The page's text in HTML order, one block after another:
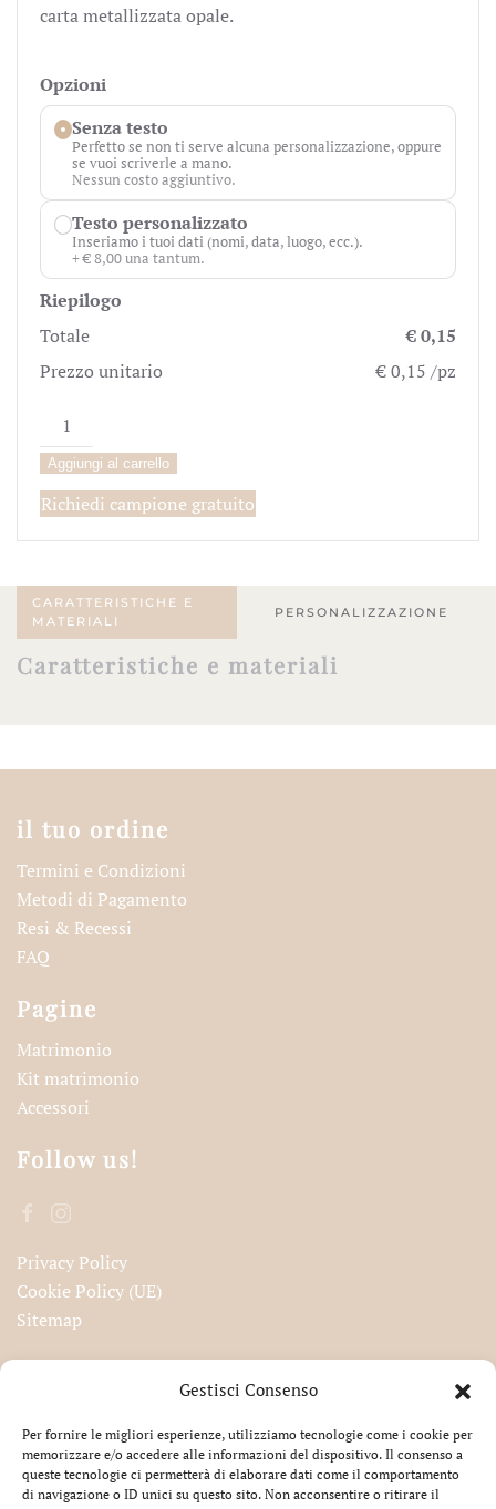
Gestisci Consenso
Per fornire le migliori esperienze, utilizziamo tecnologie come i cookie per
memorizzare e/o accedere alle informazioni del dispositivo. Il consenso a
queste tecnologie ci permetterà di elaborare dati come il comportamento
di navigazione o ID unici su questo sito. Non acconsentire o ritirare il
carta metallizzata opale.
Opzioni
Senza testo
Perfetto se non ti serve alcuna personalizzazione, oppure
se vuoi scriverle a mano.
Nessun costo aggiuntivo.
Testo personalizzato
Inseriamo i tuoi dati (nomi, data, luogo, ecc.).
+ € 8,00 una tantum.
Riepilogo
Totale
€ 0,15
Prezzo unitario
€ 0,15 /pz
Biglietto
Bomboniera
Generico
Metallizzato
Aggiungi al carrello
Richiedi campione gratuito
CARATTERISTICHE E
MATERIALI
PERSONALIZZAZIONE
Caratteristiche e materiali
il tuo ordine
Termini e Condizioni
Metodi di Pagamento
Resi & Recessi
FAQ
Pagine
Matrimonio
Kit matrimonio
Accessori
Follow us!
Privacy Policy
Cookie Policy (UE)
Sitemap
Accetto la privacy